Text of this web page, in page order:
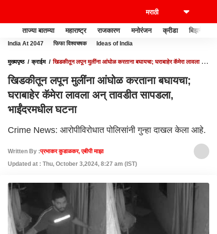
ताज्या बातम्या महाराष्ट्र राजकारण मनोरंजन क्रीडा बिझनेस
India At 2047 फिफा विश्वचषक Ideas of India
मुख्यपृष्ठ क्राईम
खिडकीतून लपून मुलींना आंघोळ करताना बघायचा; घराबाहेर कॅमेरा लावला अन्
खिडकीतून लपून मुलींना आंघोळ करताना बघायचा;
घराबाहेर कॅमेरा लावला अन् तावडीत सापडला,
भाईंदरमधील घटना
Crime News: आरोपीविरोधात पोलिसांनी गुन्हा दाखल केला आहे.
Written By :प्रभाकर कुडाळकर, एबीपी माझा
Updated at : Thu, October 3,2024, 8:27 am (IST)